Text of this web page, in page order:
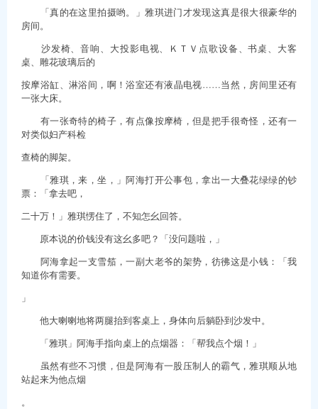
「真的在这里拍摄哟。」雅琪进门才发现这真是很大很豪华的
房间。
沙发椅、音响、大投影电视、ＫＴＶ点歌设备、书桌、大客
桌、雕花玻璃后的
按摩浴缸、淋浴间，啊！浴室还有液晶电视……当然，房间里还有
一张大床。
有一张奇特的椅子，有点像按摩椅，但是把手很奇怪，还有一
对类似妇产科检
查椅的脚架。
「雅琪，来，坐，」阿海打开公事包，拿出一大叠花绿绿的钞
票：「拿去吧，
二十万！」雅琪愣住了，不知怎幺回答。
原本说的价钱没有这幺多吧？「没问题啦，」
阿海拿起一支雪笳，一副大老爷的架势，彷彿这是小钱：「我
知道你有需要。
」
他大喇喇地将两腿抬到客桌上，身体向后躺卧到沙发中。
「雅琪」阿海手指向桌上的点烟器：「帮我点个烟！」
虽然有些不习惯，但是阿海有一股压制人的霸气，雅琪顺从地
站起来为他点烟
。